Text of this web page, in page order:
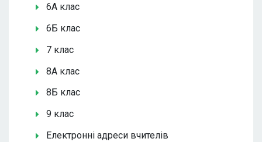
6А клас
6Б клас
7 клас
8А клас
8Б клас
9 клас
Електронні адреси вчителів